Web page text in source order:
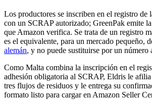
Los productores se inscriben en el registro de
con un SCRAP autorizado; GreenPak emite
que Amazon verifica. Se trata de un registro
es el equivalente, para un mercado pequeño,
alemán, y no puede sustituirse por un número
Como Malta combina la inscripción en el
adhesión obligatoria al SCRAP, Eldris le
tres flujos de residuos y le entrega su
formato listo para cargar en Amazon Seller